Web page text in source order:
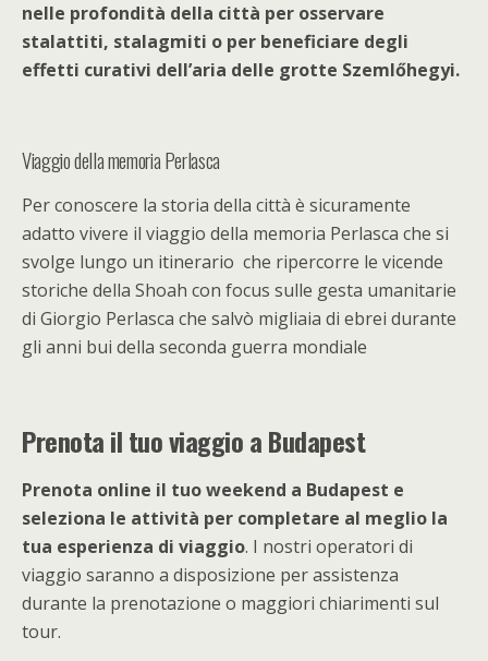
nelle profondità della città per osservare
stalattiti, stalagmiti o per beneficiare degli
effetti curativi dell’aria delle grotte Szemlőhegyi.
Viaggio della memoria Perlasca
Per conoscere la storia della città è sicuramente
adatto vivere il viaggio della memoria Perlasca che si
svolge lungo un itinerario che ripercorre le vicende
storiche della Shoah con focus sulle gesta umanitarie
di Giorgio Perlasca che salvò migliaia di ebrei durante
gli anni bui della seconda guerra mondiale
Prenota il tuo viaggio a Budapest
Prenota online il tuo weekend a Budapest e
seleziona le attività per completare al meglio la
tua esperienza di viaggio. I nostri operatori di
viaggio saranno a disposizione per assistenza
durante la prenotazione o maggiori chiarimenti sul
tour.